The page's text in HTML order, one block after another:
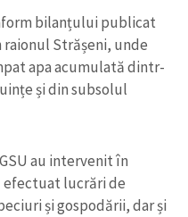
bilanțului publicat
Strășeni, unde
apa acumulată dintr-
și din subsolul
au intervenit în
efectuat lucrări de
și gospodării, dar și